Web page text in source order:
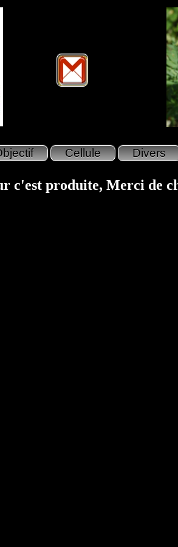
c'est produite, Merci de